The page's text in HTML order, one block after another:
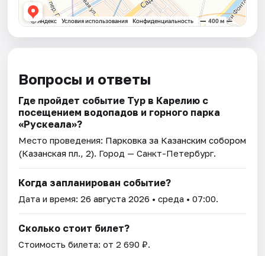
Вопросы и ответы
Где пройдет событие Тур в Карелию с
посещением водопадов и горного парка
«Рускеала»?
Место проведения: Парковка за Казанским собором
(Казанская пл., 2). Город — Санкт-Петербург.
Когда запланирован событие?
Дата и время:26 августа 2026 • среда • 07:00.
Сколько стоит билет?
Стоимость билета: от 2 690 ₽.